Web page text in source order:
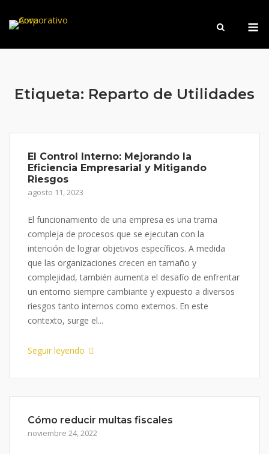
Etiqueta: Reparto de Utilidades
El Control Interno: Mejorando la
Eficiencia Empresarial y Mitigando
Riesgos
agosto 11, 2023
El funcionamiento de una empresa es una trama
compleja de procesos que se ejecutan con la
intención de lograr objetivos específicos. A medida
que las organizaciones crecen en tamaño y
complejidad, también aumenta el desafío de enfrentar
un entorno siempre cambiante y expuesto a diversos
riesgos tanto internos como externos. En este
contexto, surge el...
Seguir leyendo
Cómo reducir multas fiscales
noviembre 24, 2022